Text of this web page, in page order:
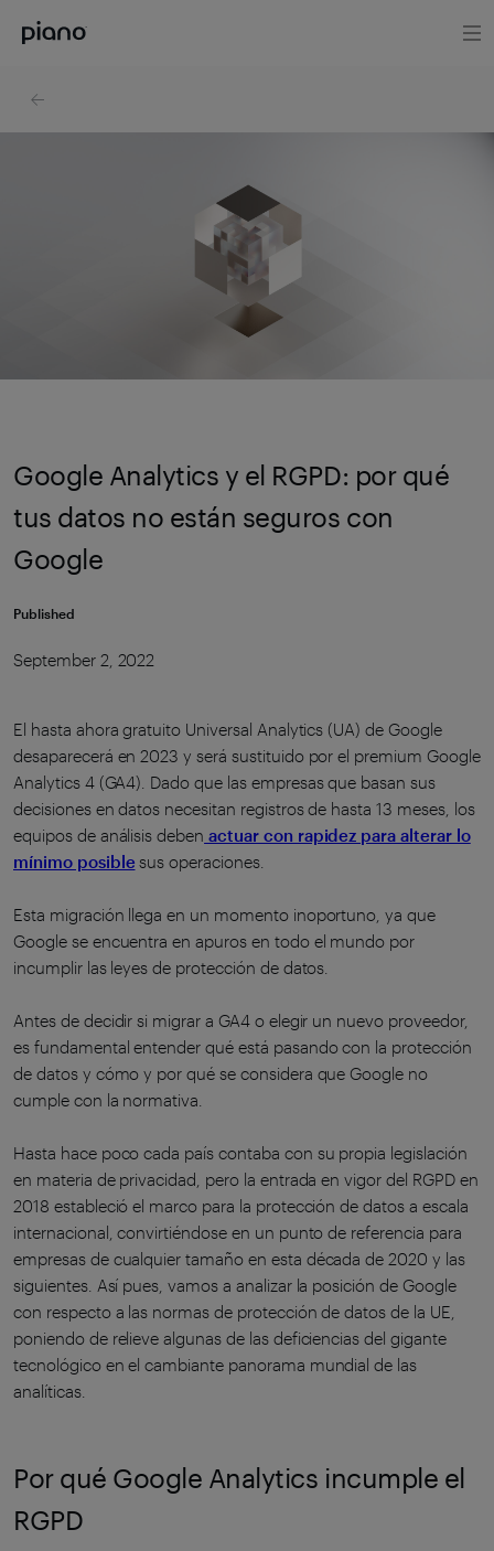
Google Analytics y el RGPD: por qué
tus datos no están seguros con
Google
Published
September 2, 2022
El hasta ahora gratuito Universal Analytics (UA) de Google
desaparecerá en 2023 y será sustituido por el premium Google
Analytics 4 (GA4). Dado que las empresas que basan sus
decisiones en datos necesitan registros de hasta 13 meses, los
equipos de análisis deben actuar con rapidez para alterar lo
mínimo posible sus operaciones.
Esta migración llega en un momento inoportuno, ya que
Google se encuentra en apuros en todo el mundo por
incumplir las leyes de protección de datos.
Antes de decidir si migrar a GA4 o elegir un nuevo proveedor,
es fundamental entender qué está pasando con la protección
de datos y cómo y por qué se considera que Google no
cumple con la normativa.
Hasta hace poco cada país contaba con su propia legislación
en materia de privacidad, pero la entrada en vigor del RGPD en
2018 estableció el marco para la protección de datos a escala
internacional, convirtiéndose en un punto de referencia para
empresas de cualquier tamaño en esta década de 2020 y las
siguientes. Así pues, vamos a analizar la posición de Google
con respecto a las normas de protección de datos de la UE,
poniendo de relieve algunas de las deficiencias del gigante
tecnológico en el cambiante panorama mundial de las
analíticas.
Por qué Google Analytics incumple el
RGPD